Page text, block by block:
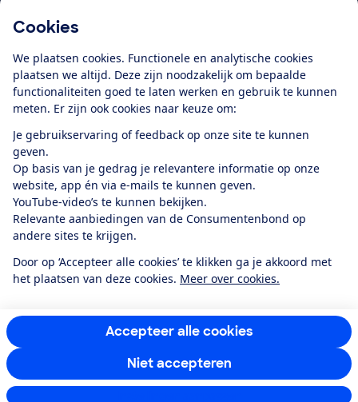
Cookies
We plaatsen cookies. Functionele en analytische cookies
plaatsen we altijd. Deze zijn noodzakelijk om bepaalde
functionaliteiten goed te laten werken en gebruik te kunnen
meten. Er zijn ook cookies naar keuze om:
Je gebruikservaring of feedback op onze site te kunnen
geven.
Op basis van je gedrag je relevantere informatie op onze
website, app én via e-mails te kunnen geven.
YouTube-video’s te kunnen bekijken.
Relevante aanbiedingen van de Consumentenbond op
andere sites te krijgen.
Door op ‘Accepteer alle cookies’ te klikken ga je akkoord met
het plaatsen van deze cookies. Meer over cookies.
Accepteer alle cookies
Niet accepteren
Alles over de
app
Algemene Voorwaarden
Privacyverklaring
Cookiebeleid
Privacyvoorkeuren
Toegankelijkheid
RSS-feed nieuws
Facebook
TwitterInstagram
YoutubeLinkedIn
12.901consumentenbeoordelen de Consumentenbondmet gemiddeld